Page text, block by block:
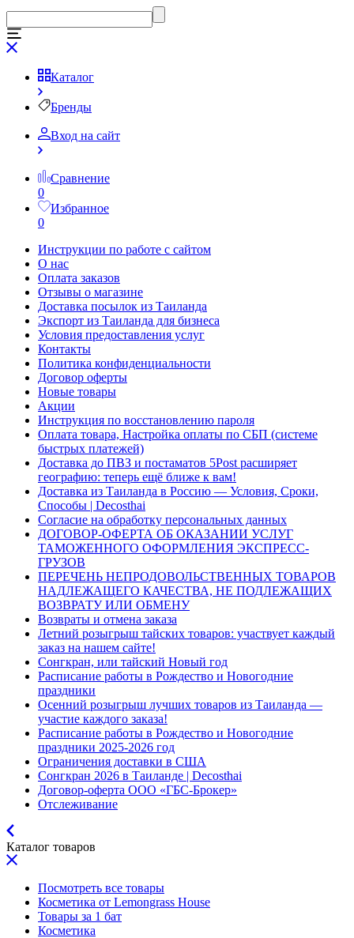
Каталог
Бренды
Вход на сайт
Сравнение
0
Избранное
0
Инструкции по работе с сайтом
О нас
Оплата заказов
Отзывы о магазине
Доставка посылок из Таиланда
Экспорт из Таиланда для бизнеса
Условия предоставления услуг
Контакты
Политика конфиденциальности
Договор оферты
Новые товары
Акции
Инструкция по восстановлению пароля
Оплата товара, Настройка оплаты по СБП (системе
быстрых платежей)
Доставка до ПВЗ и постаматов 5Post расширяет
географию: теперь ещё ближе к вам!
Доставка из Таиланда в Россию — Условия, Сроки,
Способы | Decosthai
Согласие на обработку персональных данных
ДОГОВОР-ОФЕРТА ОБ ОКАЗАНИИ УСЛУГ
ТАМОЖЕННОГО ОФОРМЛЕНИЯ ЭКСПРЕСС-
ГРУЗОВ
ПЕРЕЧЕНЬ НЕПРОДОВОЛЬСТВЕННЫХ ТОВАРОВ
НАДЛЕЖАЩЕГО КАЧЕСТВА, НЕ ПОДЛЕЖАЩИХ
ВОЗВРАТУ ИЛИ ОБМЕНУ
Возвраты и отмена заказа
Летний розыгрыш тайских товаров: участвует каждый
заказ на нашем сайте!
Сонгкран, или тайский Новый год
Расписание работы в Рождество и Новогодние
праздники
Осенний розыгрыш лучших товаров из Таиланда —
участие каждого заказа!
Расписание работы в Рождество и Новогодние
праздники 2025-2026 год
Ограничения доставки в США
Сонгкран 2026 в Таиланде | Decosthai
Договор-оферта ООО «ГБС-Брокер»
Отслеживание
Каталог товаров
Посмотреть все товары
Косметика от Lemongrass House
Товары за 1 бат
Косметика